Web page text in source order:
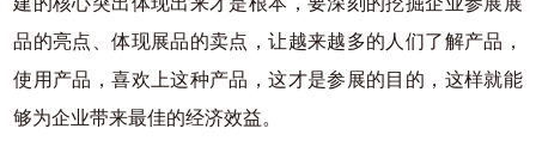
品的亮点、体现展品的卖点，让越来越多的人们了解产品，
使用产品，喜欢上这种产品，这才是参展的目的，这样就能
够为企业带来最佳的经济效益。